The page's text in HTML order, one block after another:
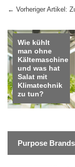
← Vorheriger Artikel:
Wie kühlt
man ohne
Kältemaschine
und was hat
Salat mit
Klimatechnik
zu tun?
Purpose Brands